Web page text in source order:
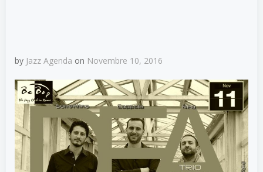
by Jazz Agenda on Novembre 10, 2016